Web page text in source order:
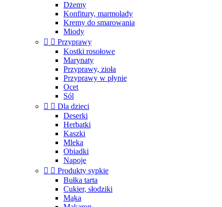
Dżemy
Konfitury, marmolady
Kremy do smarowania
Miody
  Przyprawy
Kostki rosołowe
Marynaty
Przyprawy, zioła
Przyprawy w płynie
Ocet
Sól
  Dla dzieci
Deserki
Herbatki
Kaszki
Mleka
Obiadki
Napoje
  Produkty sypkie
Bułka tarta
Cukier, słodziki
Mąka